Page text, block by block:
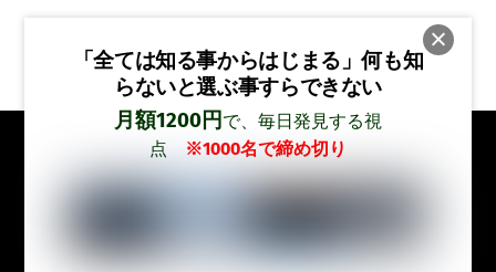
「全ては知る事からはじまる」何も知
らないと選ぶ事すらできない
月額1200円 で、毎日発見する視
点
※1000名で締め切り